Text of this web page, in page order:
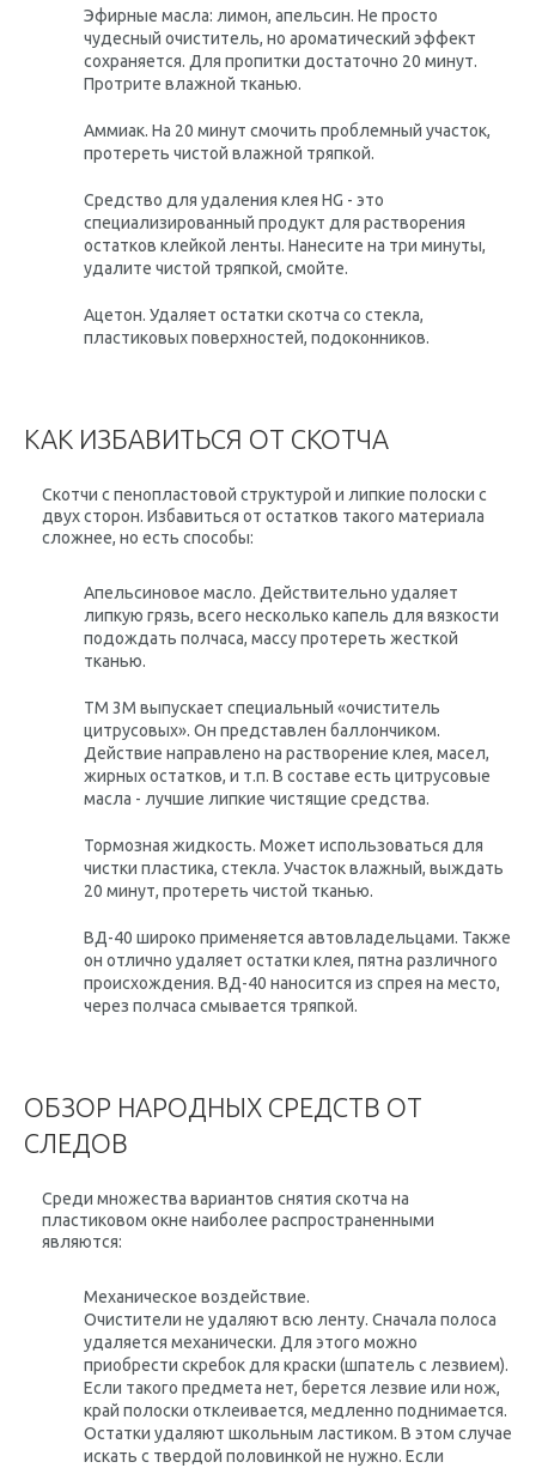
Эфирные масла: лимон, апельсин. Не просто
чудесный очиститель, но ароматический эффект
сохраняется. Для пропитки достаточно 20 минут.
Протрите влажной тканью.
Аммиак. На 20 минут смочить проблемный участок,
протереть чистой влажной тряпкой.
Средство для удаления клея HG - это
специализированный продукт для растворения
остатков клейкой ленты. Нанесите на три минуты,
удалите чистой тряпкой, смойте.
Ацетон. Удаляет остатки скотча со стекла,
пластиковых поверхностей, подоконников.
КАК ИЗБАВИТЬСЯ ОТ СКОТЧА
Скотчи с пенопластовой структурой и липкие полоски с
двух сторон. Избавиться от остатков такого материала
сложнее, но есть способы:
Апельсиновое масло. Действительно удаляет
липкую грязь, всего несколько капель для вязкости
подождать полчаса, массу протереть жесткой
тканью.
ТМ 3М выпускает специальный «очиститель
цитрусовых». Он представлен баллончиком.
Действие направлено на растворение клея, масел,
жирных остатков, и т.п. В составе есть цитрусовые
масла - лучшие липкие чистящие средства.
Тормозная жидкость. Может использоваться для
чистки пластика, стекла. Участок влажный, выждать
20 минут, протереть чистой тканью.
ВД-40 широко применяется автовладельцами. Также
он отлично удаляет остатки клея, пятна различного
происхождения. ВД-40 наносится из спрея на место,
через полчаса смывается тряпкой.
ОБЗОР НАРОДНЫХ СРЕДСТВ ОТ
СЛЕДОВ
Среди множества вариантов снятия скотча на
пластиковом окне наиболее распространенными
являются:
Механическое воздействие.
Очистители не удаляют всю ленту. Сначала полоса
удаляется механически. Для этого можно
приобрести скребок для краски (шпатель с лезвием).
Если такого предмета нет, берется лезвие или нож,
край полоски отклеивается, медленно поднимается.
Остатки удаляют школьным ластиком. В этом случае
искать с твердой половинкой не нужно. Если